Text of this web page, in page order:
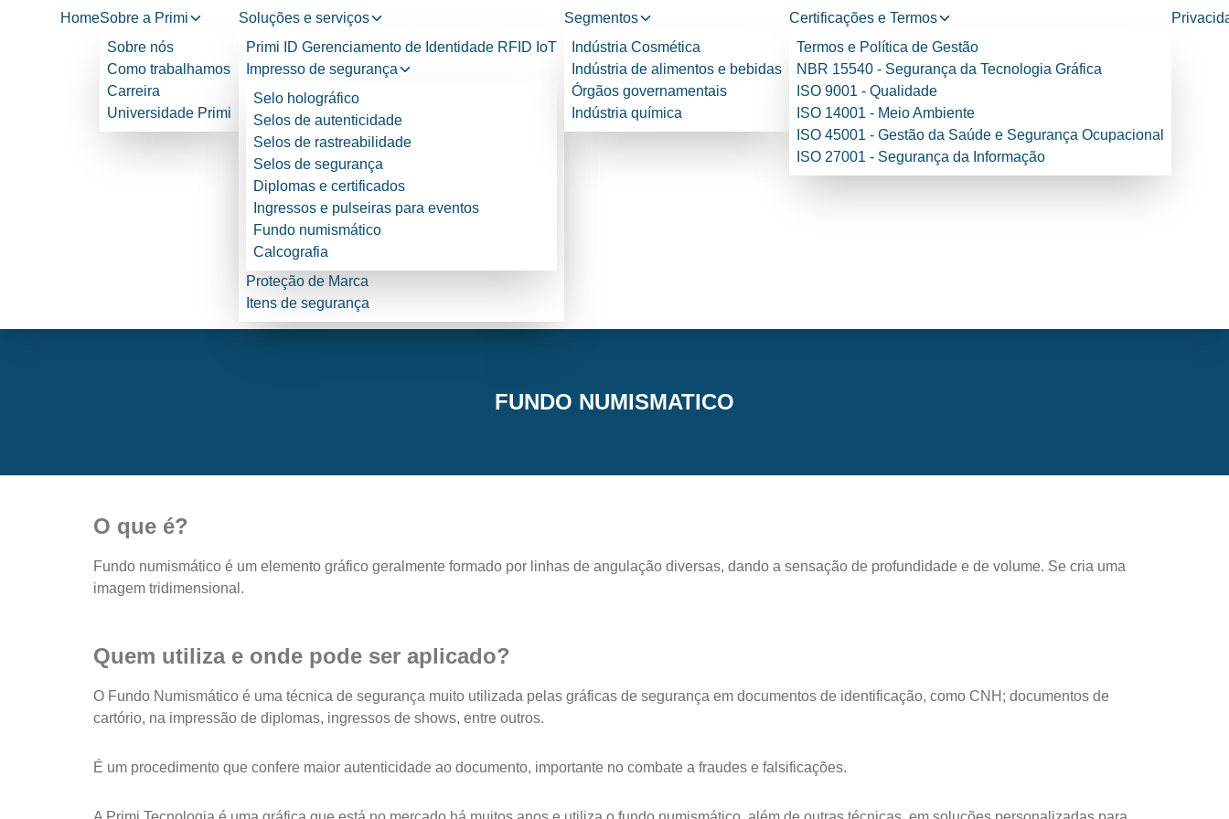
HomeSobre a Primi
Sobre nós
Como trabalhamos
Carreira
Universidade Primi
Soluções e serviços
Primi ID Gerenciamento de Identidade RFID IoT
Impresso de segurança
Selo holográfico
Selos de autenticidade
Selos de rastreabilidade
Selos de segurança
Diplomas e certificados
Ingressos e pulseiras para eventos
Fundo numismático
Calcografia
Proteção de Marca
Itens de segurança
Segmentos
Indústria Cosmética
Indústria de alimentos e bebidas
Órgãos governamentais
Indústria química
Certificações e Termos
Termos e Política de Gestão
NBR 15540 - Segurança da Tecnologia Gráfica
ISO 9001 - Qualidade
ISO 14001 - Meio Ambiente
ISO 45001 - Gestão da Saúde e Segurança Ocupacional
ISO 27001 - Segurança da Informação
FUNDO NUMISMATICO
O que é?
Fundo numismático é um elemento gráfico geralmente formado por linhas de angulação diversas, dando a sensação de profundidade e de volume. Se cria uma
imagem tridimensional.
Quem utiliza e onde pode ser aplicado?
O Fundo Numismático é uma técnica de segurança muito utilizada pelas gráficas de segurança em documentos de identificação, como CNH; documentos de
cartório, na impressão de diplomas, ingressos de shows, entre outros.
É um procedimento que confere maior autenticidade ao documento, importante no combate a fraudes e falsificações.